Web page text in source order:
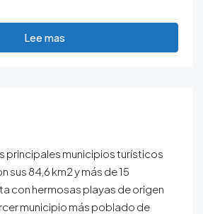
Lee mas
principales municipios turísticos
sus 84,6 km2 y más de 15
con hermosas playas de origen
municipio más poblado de